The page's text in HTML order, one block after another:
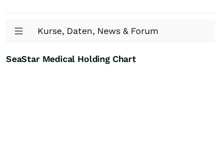
Kurse, Daten, News & Forum
SeaStar Medical Holding Chart